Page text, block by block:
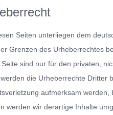
Seiten unterliegen dem
Grenzen des Urheberrechtes
sind nur für den privaten,
die Urheberrechte Dritter
aufmerksam werden,
werden wir derartige Inhalte